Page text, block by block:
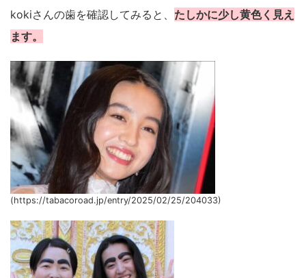
kokiさんの歯を確認してみると、 たしかに少し黄色く見え
ます。
(https://tabacoroad.jp/entry/2025/02/25/204033)